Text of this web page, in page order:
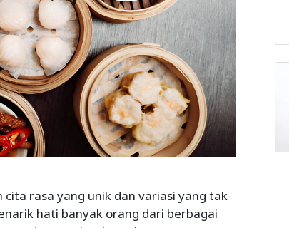
rasa yang unik dan variasi yang tak
hati banyak orang dari berbagai